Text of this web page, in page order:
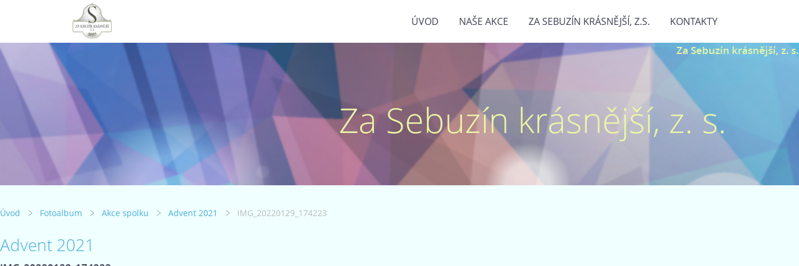
ÚVOD NAŠE AKCE ZA SEBUZÍN KRÁSNĚJŠÍ, Z.S. KONTAKTY
Za Sebuzín krásnější, z. s.
Za Sebuzín krásnější, z. s.
Úvod Fotoalbum Akce spolku Advent 2021 IMG_20220129_174223
Advent 2021